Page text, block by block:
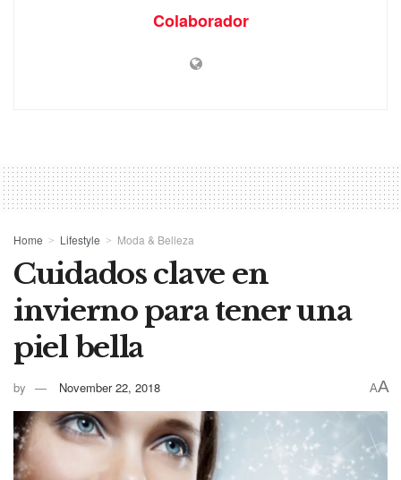
Colaborador
Home Lifestyle Moda & Belleza
Cuidados clave en
invierno para tener una
piel bella
by November 22, 2018 AA